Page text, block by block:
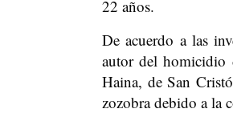
22 años.
De acuerdo a las
autor del homicidio
Haina, de San
zozobra debido a la